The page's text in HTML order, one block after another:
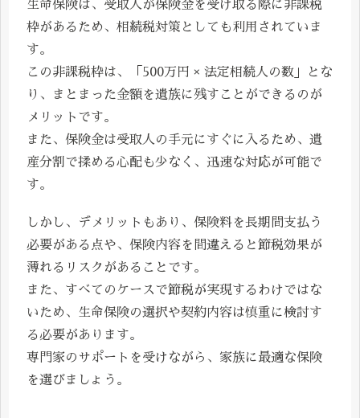
生命保険は、受取人が保険金を受け取る際に非課税
枠があるため、相続税対策としても利用されていま
す。
この非課税枠は、「500万円 × 法定相続人の数」とな
り、まとまった金額を遺族に残すことができるのが
メリットです。
また、保険金は受取人の手元にすぐに入るため、遺
産分割で揉める心配も少なく、迅速な対応が可能で
す。
しかし、デメリットもあり、保険料を長期間支払う
必要がある点や、保険内容を間違えると節税効果が
薄れるリスクがあることです。
また、すべてのケースで節税が実現するわけではな
いため、生命保険の選択や契約内容は慎重に検討す
る必要があります。
専門家のサポートを受けながら、家族に最適な保険
を選びましょう。